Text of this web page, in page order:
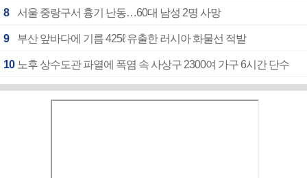
8 서울 중랑구서 흉기 난동…60대 남성 2명 사망
9 부산 앞바다에 기름 425ℓ 유출한 러시아 화물선 적발
10 노후 상수도관 파열에 폭염 속 사상구 2300여 가구 6시간 단수